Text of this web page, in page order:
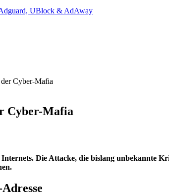
UBlock & AdAway
Cyber-Mafia
Cyber-Mafia
Die Attacke, die bislang unbekannte